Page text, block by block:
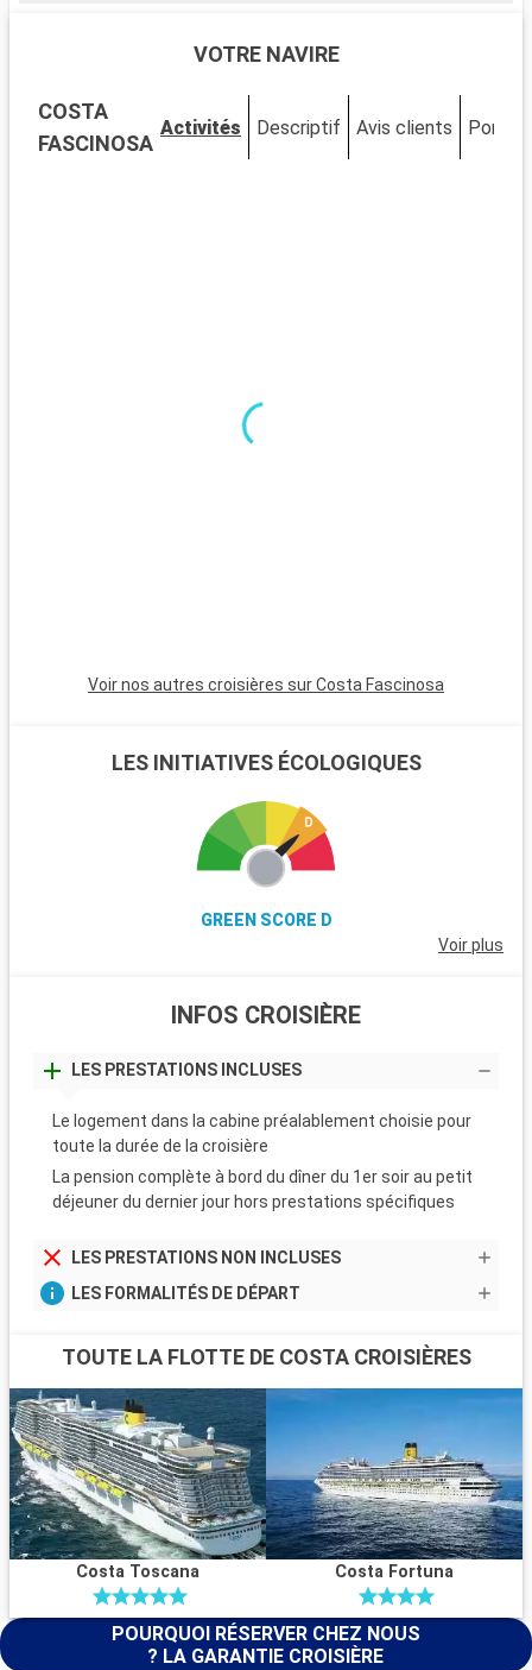
paradisiaque de Saona, qui vous plongera dans un décor de
mangroves et vous émerveillera par la richesse de la faune
marine qui fait de l'île, un repère privilégié pour les plongeurs.
VOTRE NAVIRE
COSTA
FASCINOSA
Activités Descriptif Avis clients Ponts
Voir nos autres croisières sur Costa Fascinosa
LES INITIATIVES ÉCOLOGIQUES
GREEN SCORE D
Voir plus
INFOS CROISIÈRE
LES PRESTATIONS INCLUSES
Le logement dans la cabine préalablement choisie pour
toute la durée de la croisière
La pension complète à bord du dîner du 1er soir au petit
déjeuner du dernier jour hors prestations spécifiques
LES PRESTATIONS NON INCLUSES
LES FORMALITÉS DE DÉPART
TOUTE LA FLOTTE DE COSTA CROISIÈRES
Costa Toscana Costa Fortuna
POURQUOI RÉSERVER CHEZ NOUS
? LA GARANTIE CROISIÈRE